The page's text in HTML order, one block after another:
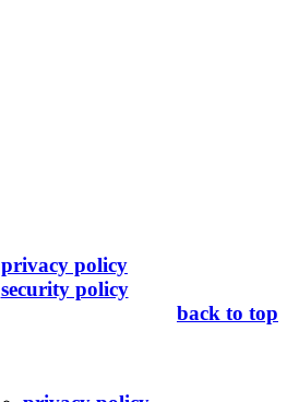
privacy policy
security policy
back to top